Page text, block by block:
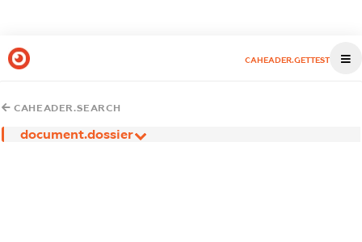
CAHEADER.GETTEST
CAHEADER.SEARCH
document.dossier